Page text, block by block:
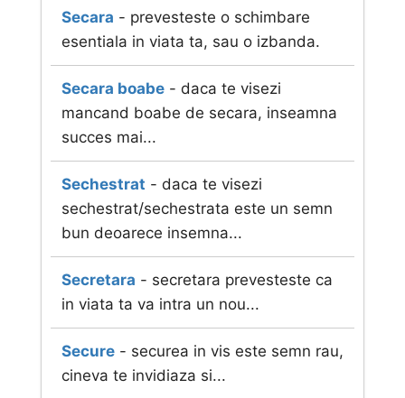
Secara - prevesteste o schimbare
esentiala in viata ta, sau o izbanda.
Secara boabe - daca te visezi
mancand boabe de secara, inseamna
succes mai...
Sechestrat - daca te visezi
sechestrat/sechestrata este un semn
bun deoarece insemna...
Secretara - secretara prevesteste ca
in viata ta va intra un nou...
Secure - securea in vis este semn rau,
cineva te invidiaza si...